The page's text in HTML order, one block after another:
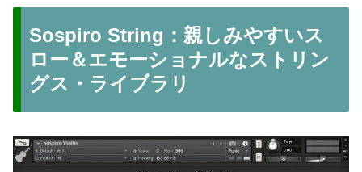
Sospiro String：親しみやすいス
ロー＆エモーショナルなストリン
グス・ライブラリ